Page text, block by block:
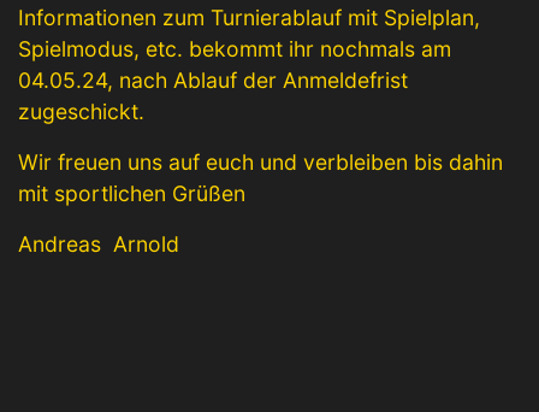
Informationen zum Turnierablauf mit Spielplan,
Spielmodus, etc. bekommt ihr nochmals am
04.05.24, nach Ablauf der Anmeldefrist
zugeschickt.
Wir freuen uns auf euch und verbleiben bis dahin
mit sportlichen Grüßen
Andreas Arnold